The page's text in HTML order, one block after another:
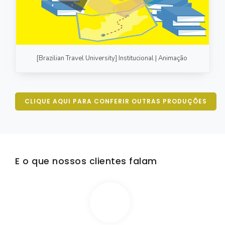
[Brazilian Travel University] Institucional | Animação
CLIQUE AQUI PARA CONFERIR OUTRAS PRODUÇÕES
E o que nossos clientes falam